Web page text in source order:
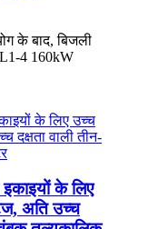
के बाद, बिजली
4 160kW
इकाइयों के लिए
अति उच्च